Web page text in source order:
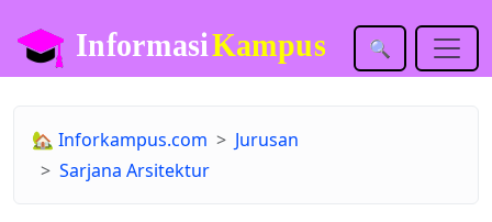
🔍
🏡 Inforkampus.com
Jurusan
Sarjana Arsitektur